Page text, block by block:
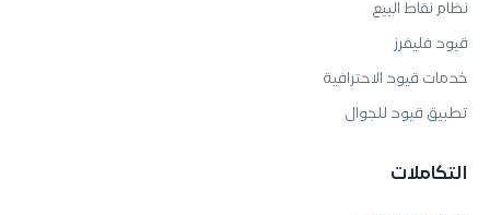
نظام نقاط البيع
قيود فليفرز
خدمات قيود الاحترافية
تطبيق قيود للجوال
التكاملات